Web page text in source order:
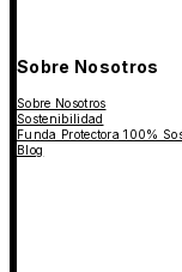
Sobre Nosotros
Sobre Nosotros
Sostenibilidad
Funda Protectora 100%
Blog